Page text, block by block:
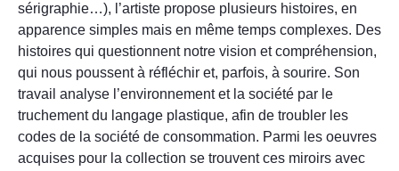
sérigraphie…), l’artiste propose plusieurs histoires, en
apparence simples mais en même temps complexes. Des
histoires qui questionnent notre vision et compréhension,
qui nous poussent à réfléchir et, parfois, à sourire. Son
travail analyse l’environnement et la société par le
truchement du langage plastique, afin de troubler les
codes de la société de consommation. Parmi les oeuvres
acquises pour la collection se trouvent ces miroirs avec